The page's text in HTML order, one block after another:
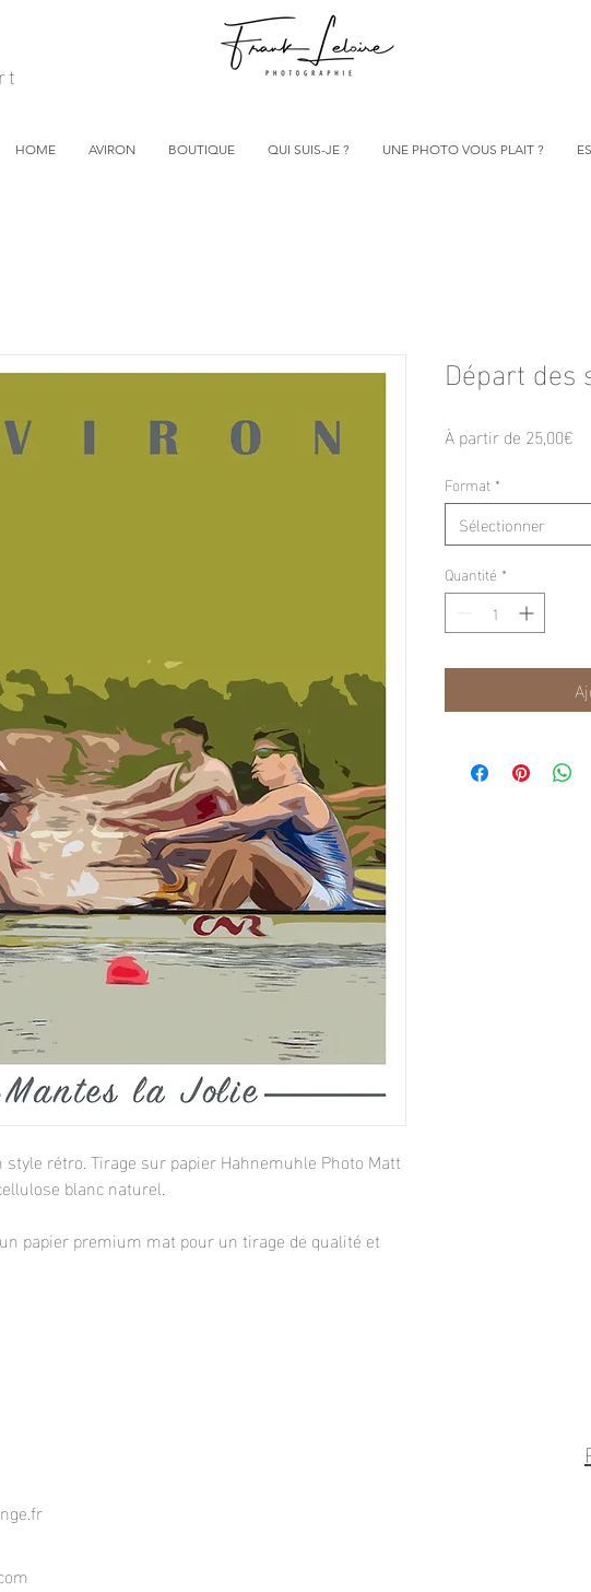
HOME AVIRON BOUTIQUE QUI SUIS-JE ? UNE PHOTO VOUS PLAIT ?
rétro. Tirage sur papier Hahnemuhle Photo Matt
blanc naturel.
papier premium mat pour un tirage de qualité et
Départ des
À partir de 25,00€Prix
Format *
Sélectionner
Quantité *